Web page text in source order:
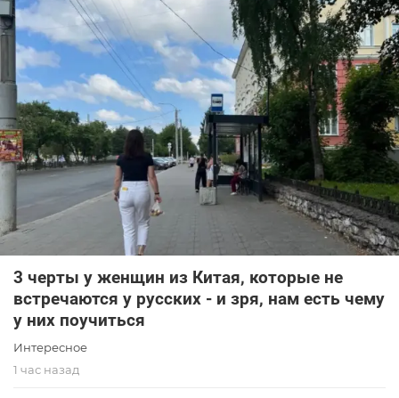
3 черты у женщин из Китая, которые не
встречаются у русских - и зря, нам есть чему
у них поучиться
Интересное
1 час назад